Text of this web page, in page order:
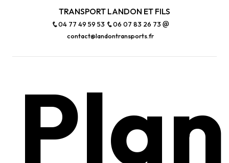
TRANSPORT LANDON ET FILS
04 77 49 59 53
06 07 83 26 73
contact@landontransports.fr
Plan